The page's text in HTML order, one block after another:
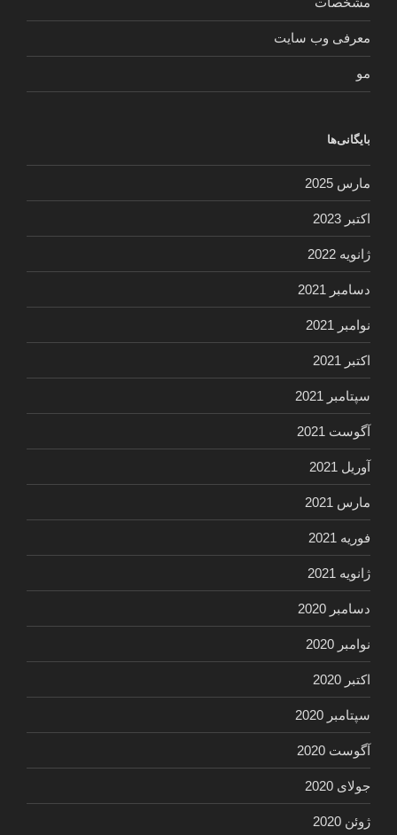
معرفی وب سایت
مو
بایگانی‌ها
مارس 2025
اکتبر 2023
ژانویه 2022
دسامبر 2021
نوامبر 2021
اکتبر 2021
سپتامبر 2021
آگوست 2021
آوریل 2021
مارس 2021
فوریه 2021
ژانویه 2021
دسامبر 2020
نوامبر 2020
اکتبر 2020
سپتامبر 2020
آگوست 2020
جولای 2020
ژوئن 2020